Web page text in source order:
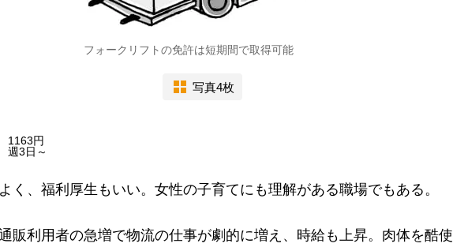
フォークリフトの免許は短期間で取得可能
写真4枚
1163円
週3日～
く、福利厚生もいい。女性の子育てにも理解がある職場でもある。
通販利用者の急増で物流の仕事が劇的に増え、時給も上昇。肉体を酷使